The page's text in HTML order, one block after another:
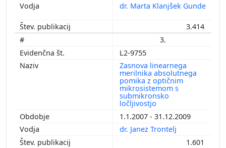
dr. Marta Klanjšek Gunde
3.414
3.
L2-9755
Zasnova linearnega
merilnika absolutnega
pomika z optičnim
mikrosistemom s
submikronsko
ločljivostjo
1.1.2007 - 31.12.2009
dr. Janez Trontelj
1.601